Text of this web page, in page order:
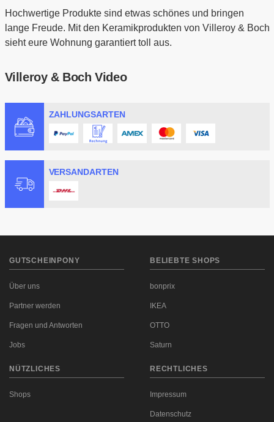
Hochwertige Produkte sind etwas schönes und bringen
lange Freude. Mit den Keramikprodukten von Villeroy & Boch
sieht eure Wohnung garantiert toll aus.
Villeroy & Boch Video
ZAHLUNGSARTEN
VERSANDARTEN
GUTSCHEINPONY
Über uns
Partner werden
Fragen und Antworten
Jobs
BELIEBTE SHOPS
bonprix
IKEA
OTTO
Saturn
NÜTZLICHES
Shops
RECHTLICHES
Impressum
Datenschutz